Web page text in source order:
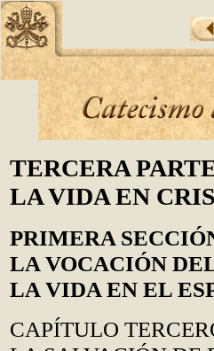
TERCERA
LA VIDA EN
PRIMERA
LA VOCACIÓN
LA VIDA EN EL
CAPÍTULO